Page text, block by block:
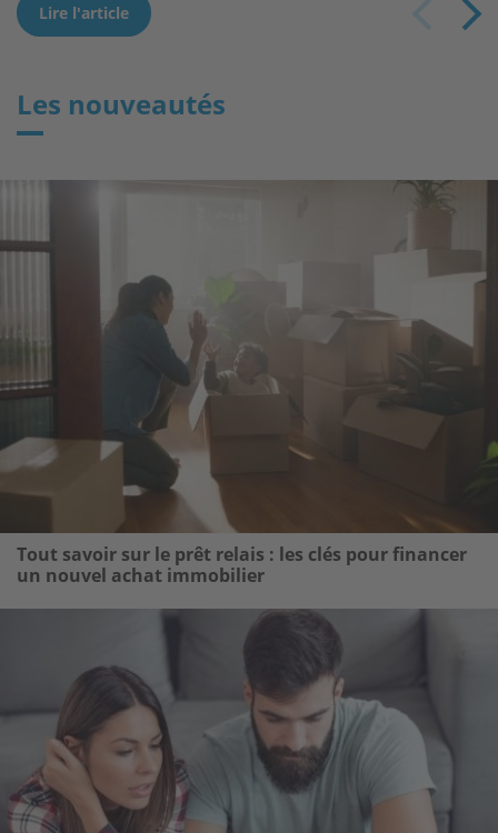
Lire l'article
Les nouveautés
Tout savoir sur le prêt relais : les clés pour financer
un nouvel achat immobilier